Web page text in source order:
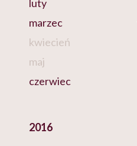
luty
marzec
kwiecień
maj
czerwiec
2016